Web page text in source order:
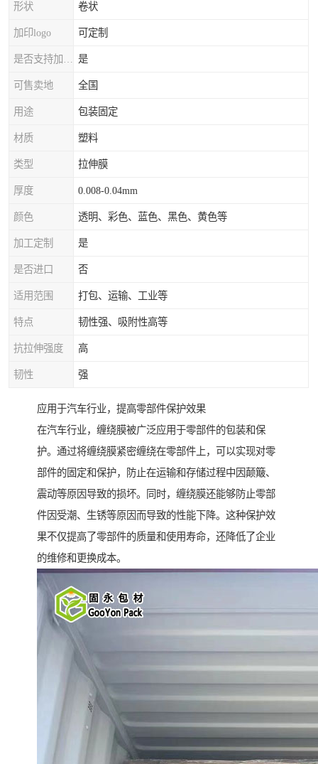
形状 卷状
加印logo 可定制
是
可售卖地 全国
用途 包装固定
材质 塑料
类型 拉伸膜
厚度 0.008-0.04mm
颜色 透明、彩色、蓝色、黑色、黄色等
加工定制 是
是否进口 否
适用范围 打包、运输、工业等
特点 韧性强、吸附性高等
抗拉伸强度 高
韧性 强
应用于汽车行业，提高零部件保护效果
在汽车行业，缠绕膜被广泛应用于零部件的包装和保
护。通过将缠绕膜紧密缠绕在零部件上，可以实现对零
部件的固定和保护，防止在运输和存储过程中因颠簸、
震动等原因导致的损坏。同时，缠绕膜还能够防止零部
件因受潮、生锈等原因而导致的性能下降。这种保护效
果不仅提高了零部件的质量和使用寿命，还降低了企业
的维修和更换成本。